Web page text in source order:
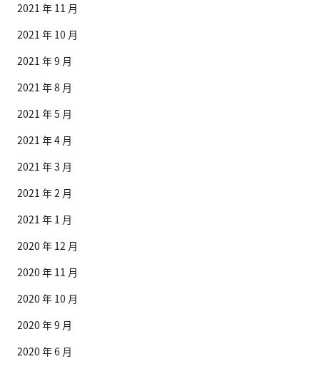
2021 年 11 月
2021 年 10 月
2021 年 9 月
2021 年 8 月
2021 年 5 月
2021 年 4 月
2021 年 3 月
2021 年 2 月
2021 年 1 月
2020 年 12 月
2020 年 11 月
2020 年 10 月
2020 年 9 月
2020 年 6 月